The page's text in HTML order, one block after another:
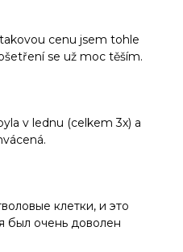
cenu jsem tohle
se už moc těším.
v lednu (celkem 3x) a
клетки, и это
был очень доволен